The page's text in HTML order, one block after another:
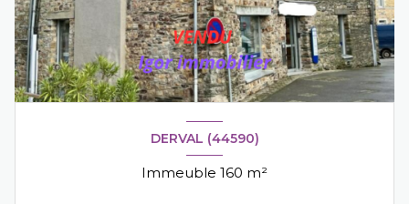
DERVAL (44590)
Immeuble 160 m²